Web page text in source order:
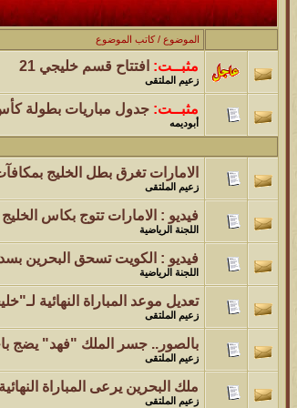
الموضوع
موقع يعلمك التجويد خطوة بخطوة بالصوت
الموضوع
مسابقة ( اعرف من صاحب هذه الصوره )
الموضوع
غير اسم اللي قبلك
الموضوع
اتحداك تجيب الصورة المطلوبةّّّ!!
الموضوع
المنتدى كالأنسان
الموضوع
ܓܨ الإعجآز العلمي في التين و الزيتون , الذي
الموضوع /كاتب الموضوع
مثبــت: افتتاح قسم خليجي 21
زعيم الملتقى
مثبــت: جدول مباريات بطولة كأس
أبوديمه
الامارات تغرق بطل الخليج
زعيم الملتقى
فيديو : الامارات تتوج بكاس
اللجنة الرياضية
فيديو : الكويت تسحق البحرين
اللجنة الرياضية
تعديل موعد المباراة النهائية
زعيم الملتقى
بالصور.. جسر الملك "فهد" يضج
زعيم الملتقى
ملك البحرين يرعى المباراة النهائية
زعيم الملتقى